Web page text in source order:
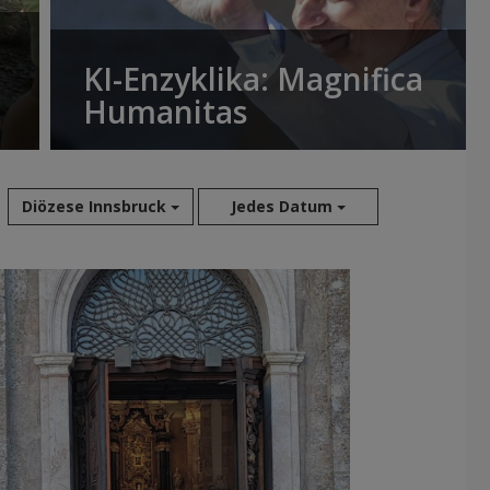
KI-Enzyklika: Magnifica
Humanitas
Diözese Innsbruck Jedes Datum
Aug 2026
Jul 2026
Jun 2026
Mai 2026
Apr 2026
Mär 2026
Feb 2026
Jan 2026